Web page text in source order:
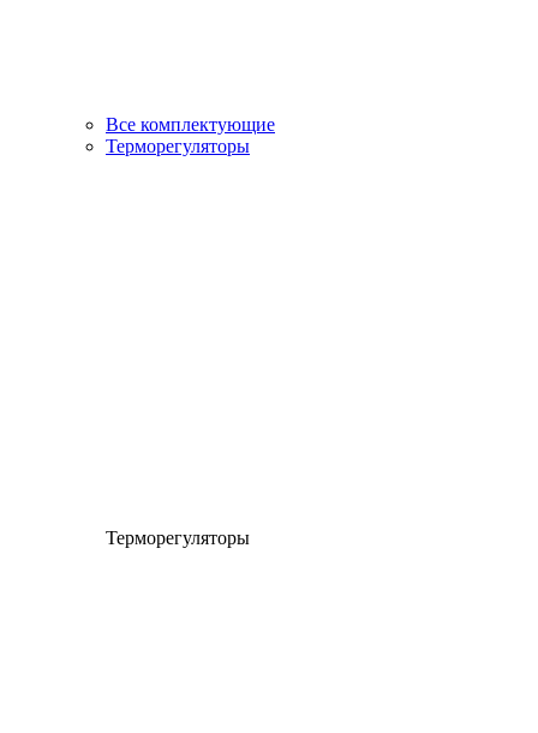
Все комплектующие
Терморегуляторы
Терморегуляторы